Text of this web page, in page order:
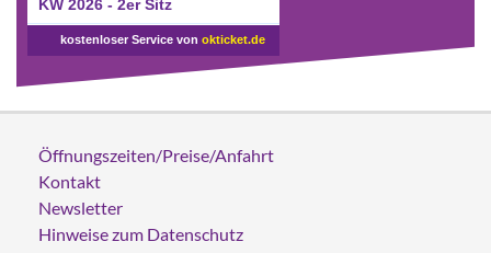
KW 2026 - 2er Sitz
kostenloser Service von okticket.de
Öffnungszeiten/Preise/Anfahrt
Kontakt
Newsletter
Hinweise zum Datenschutz